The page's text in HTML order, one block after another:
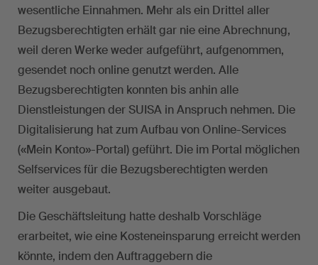
wesentliche Einnahmen. Mehr als ein Drittel aller
Bezugsberechtigten erhält gar nie eine Abrechnung,
weil deren Werke weder aufgeführt, aufgenommen,
gesendet noch online genutzt werden. Alle
Bezugsberechtigten konnten bis anhin alle
Dienstleistungen der SUISA in Anspruch nehmen. Die
Digitalisierung hat zum Aufbau von Online-Services
(«Mein Konto»-Portal) geführt. Die im Portal möglichen
Selfservices für die Bezugsberechtigten werden
weiter ausgebaut.
Die Geschäftsleitung hatte deshalb Vorschläge
erarbeitet, wie eine Kosteneinsparung erreicht werden
könnte, indem den Auftraggebern die